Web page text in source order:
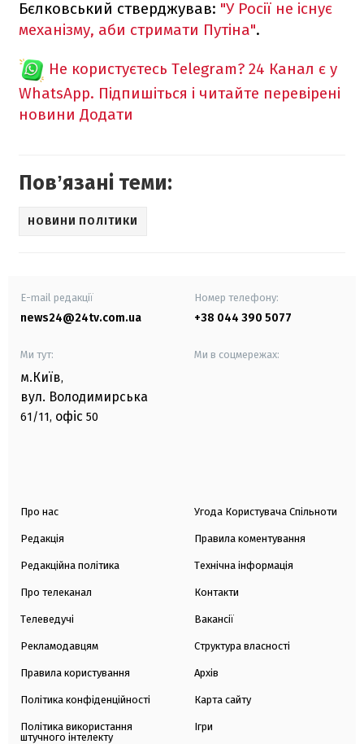
Бєлковський стверджував: "У Росії не існує
механізму, аби стримати Путіна".
Не користуєтесь Telegram? 24 Канал є у
WhatsApp. Підпишіться і читайте перевірені
новини Додати
Повʼязані теми:
НОВИНИ ПОЛІТИКИ
E-mail редакції
news24@24tv.com.ua
Номер телефону:
+38 044 390 5077
Ми тут:
м.Київ,
вул. Володимирська
61/11, офіс 50
Ми в соцмережах:
Про нас
Редакція
Редакційна політика
Про телеканал
Телеведучі
Рекламодавцям
Правила користування
Політика конфіденційності
Політика використання
штучного інтелекту
Угода Користувача Спільноти
Правила коментування
Технічна інформація
Контакти
Вакансії
Структура власності
Архів
Карта сайту
Ігри